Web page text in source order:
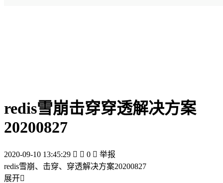
redis雪崩击穿穿透解决方案
20200827
2020-09-10 13:45:29   0  举报
redis雪崩、击穿、穿透解决方案20200827
展开